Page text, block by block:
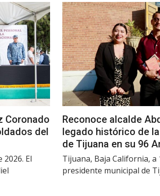
Coronado
del
El
Reconoce alcalde
legado histórico de
de Tijuana en su 96
Tijuana, Baja California, a
presidente municipal de